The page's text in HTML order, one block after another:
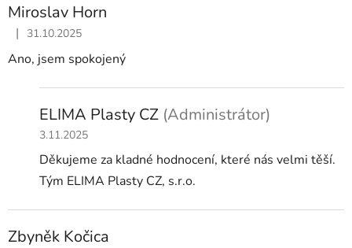
Miroslav Horn
Hodnocení obchodu je 5 z 5 hvězdiček.
| 31.10.2025
Ano, jsem spokojený
ELIMA Plasty CZ (Administrátor)
3.11.2025
Děkujeme za kladné hodnocení, které nás velmi těší.
Tým ELIMA Plasty CZ, s.r.o.
Zbyněk Kočica